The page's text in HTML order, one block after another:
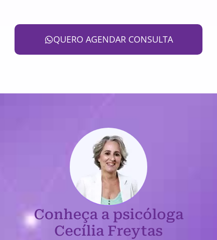
QUERO AGENDAR CONSULTA
Conheça a psicóloga
Cecília Freytas